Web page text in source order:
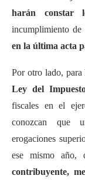
harán constar
incumplimiento de
en la última acta
Por otro lado,
Ley del
fiscales en el
conozcan que
erogaciones
ese mismo año,
contribuyente,